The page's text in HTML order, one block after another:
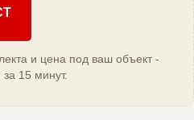
и цена под ваш объект -
15 минут.